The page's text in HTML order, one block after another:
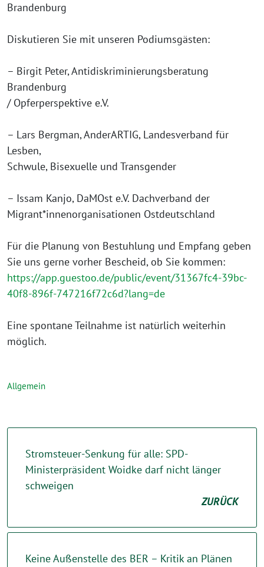
Brandenburg
Diskutieren Sie mit unseren Podiumsgästen:
– Birgit Peter, Antidiskriminierungsberatung
Brandenburg
/ Opferperspektive e.V.
– Lars Bergman, AnderARTIG, Landesverband für
Lesben,
Schwule, Bisexuelle und Transgender
– Issam Kanjo, DaMOst e.V. Dachverband der
Migrant*innenorganisationen Ostdeutschland
Für die Planung von Bestuhlung und Empfang geben
Sie uns gerne vorher Bescheid, ob Sie kommen:
https://app.guestoo.de/public/event/31367fc4-39bc-
40f8-896f-747216f72c6d?lang=de
Eine spontane Teilnahme ist natürlich weiterhin
möglich.
Allgemein
Stromsteuer-Senkung für alle: SPD-
Ministerpräsident Woidke darf nicht länger
schweigen
ZURÜCK
Keine Außenstelle des BER – Kritik an Plänen